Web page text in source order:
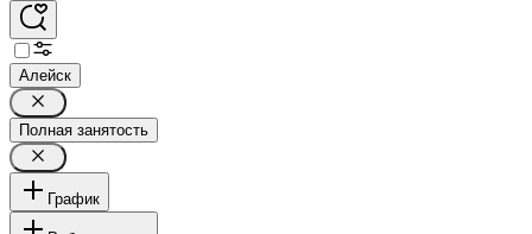
Алейск
Полная занятость
График